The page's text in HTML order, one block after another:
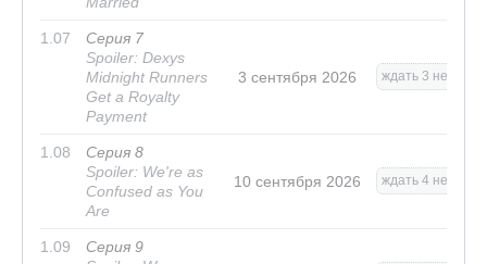
1.07
Серия 7
Spoiler: Dexys
Midnight Runners
Get a Royalty
Payment
3 сентября 2026 ждать 3 нед.
1.08
Серия 8
Spoiler: We're as
Confused as You
Are
10 сентября 2026 ждать 4 нед.
1.09
Серия 9